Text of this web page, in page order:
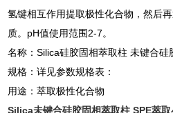
氢键相互作用提取极性化合物，然后
质。pH值使用范围2-7。
名称：Silica硅胶固相萃取柱 未键合硅
规格：详见参数规格表：
用途：萃取极性化合物
Silica未键合硅胶固相萃取柱 SPE萃取